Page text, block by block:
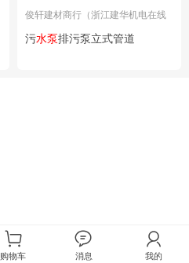
俊轩建材商行（浙江建华机电在线
污水泵排污泵立式管道
购物车 消息 我的